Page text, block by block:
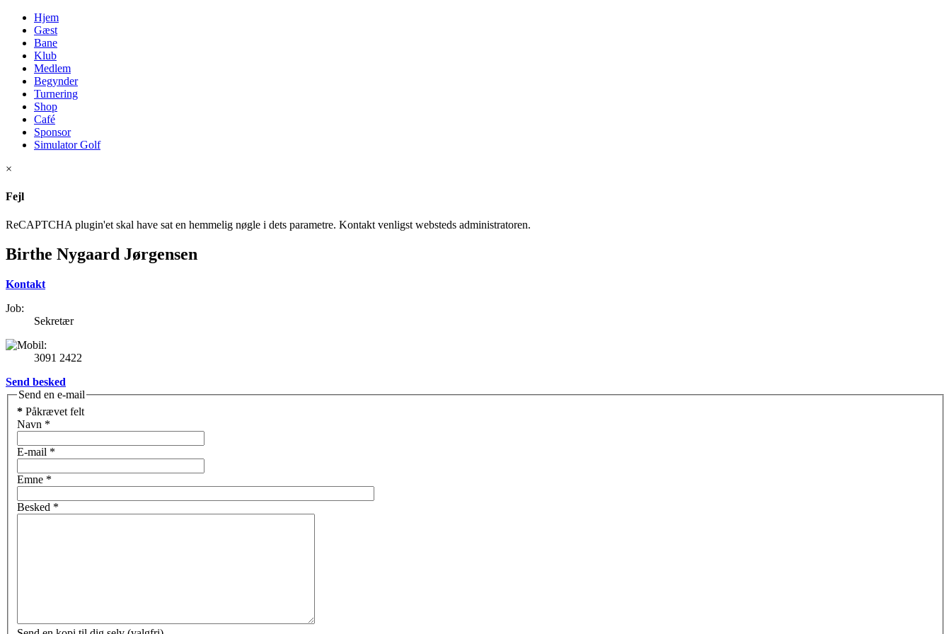
Hjem
Gæst
Bane
Klub
Medlem
Begynder
Turnering
Shop
Café
Sponsor
Simulator Golf
×
Fejl
ReCAPTCHA plugin'et skal have sat en hemmelig nøgle i dets parametre. Kontakt venligst websteds administratoren.
Birthe Nygaard Jørgensen
Kontakt
Job:
Sekretær
3091 2422
Send besked
Send en e-mail
* Påkrævet felt
Navn *
E-mail *
Emne *
Besked *